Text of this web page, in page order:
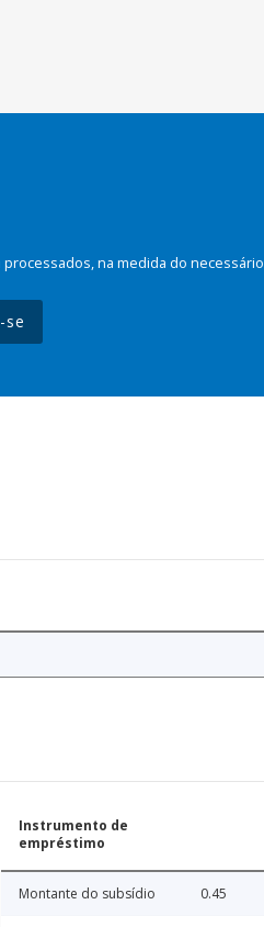
na medida do
se
Instrumento de
empréstimo
Montante do subsídio 0.45